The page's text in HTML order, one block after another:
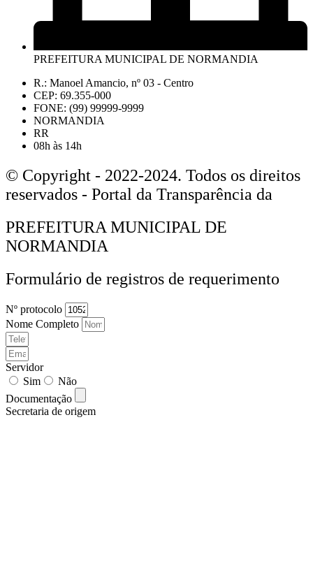
PREFEITURA MUNICIPAL DE NORMANDIA
R.: Manoel Amancio, nº 03 - Centro
CEP: 69.355-000
FONE: (99) 99999-9999
NORMANDIA
RR
08h às 14h
© Copyright - 2022-2024. Todos os direitos
reservados - Portal da Transparência da
PREFEITURA MUNICIPAL DE
NORMANDIA
Formulário de registros de requerimento
Nº protocolo
Nome Completo
Servidor
Sim
Não
Documentação
Secretaria de origem